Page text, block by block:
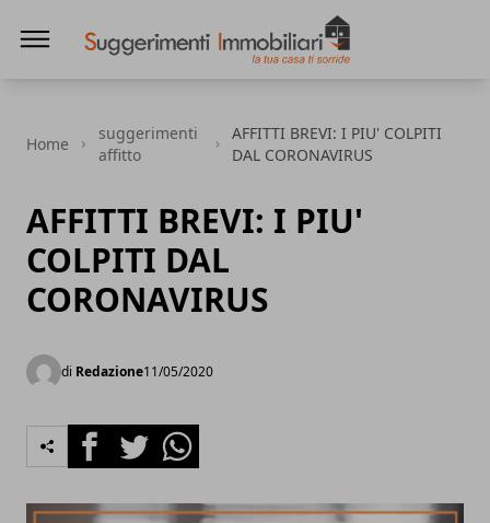
Home
suggerimenti
affitto
AFFITTI BREVI: I PIU' COLPITI
DAL CORONAVIRUS
AFFITTI BREVI: I PIU'
COLPITI DAL
CORONAVIRUS
di Redazione11/05/2020
FacebookTwitterWhatsapp